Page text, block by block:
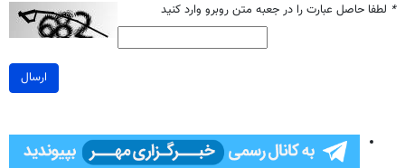
* لطفا حاصل عبارت را در جعبه متن روبرو وارد کنید
ارسال